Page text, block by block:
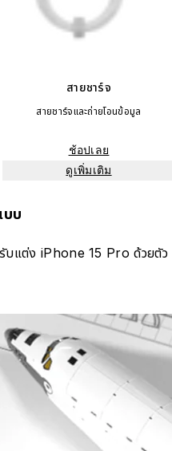
สายชาร์จ
สายชาร์จและถ่ายโอนข้อมูล
ช้อปเลย
ดูเพิ่มเติม
บบ
บแต่ง iPhone 15 Pro ด้วยตัว